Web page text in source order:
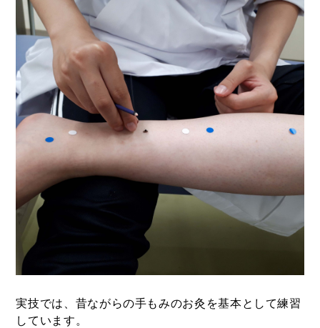
実技では、昔ながらの手もみのお灸を基本として練習
しています。